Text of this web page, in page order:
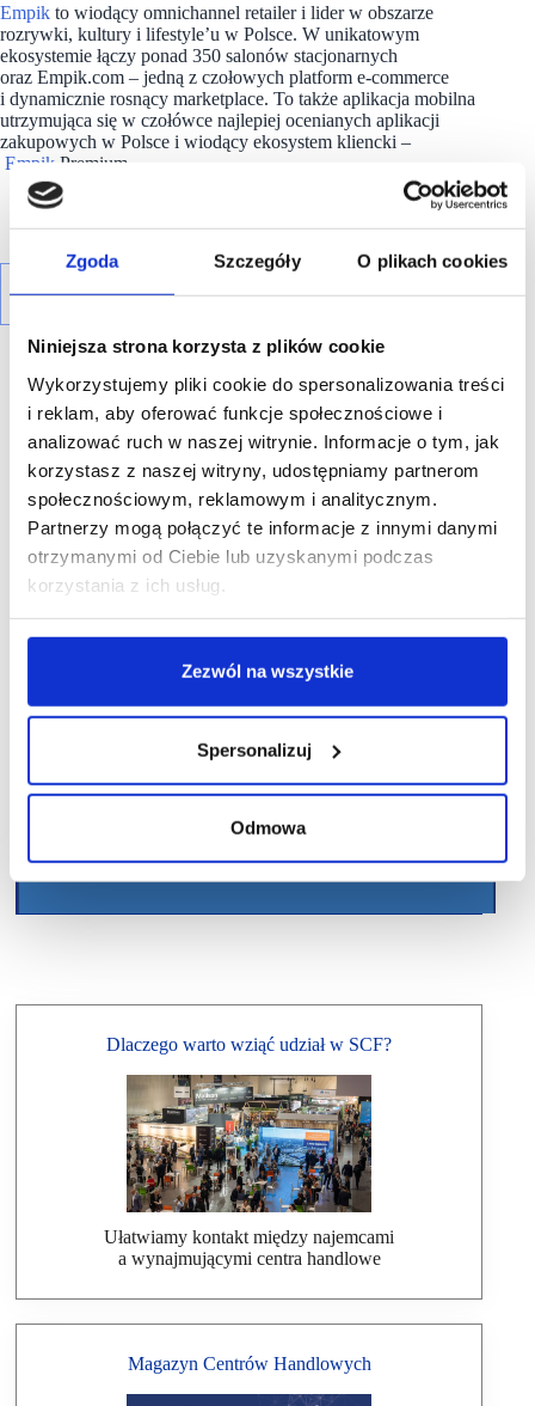
Zgoda Szczegóły O plikach cookies
Niniejsza strona korzysta z plików cookie
Wykorzystujemy pliki cookie do spersonalizowania treści
i reklam, aby oferować funkcje społecznościowe i
analizować ruch w naszej witrynie. Informacje o tym, jak
korzystasz z naszej witryny, udostępniamy partnerom
społecznościowym, reklamowym i analitycznym.
Partnerzy mogą połączyć te informacje z innymi danymi
otrzymanymi od Ciebie lub uzyskanymi podczas
korzystania z ich usług.
Zezwól na wszystkie
Spersonalizuj
Odmowa
Empik to wiodący omnichannel retailer i lider w obszarze
rozrywki, kultury i lifestyle’u w Polsce. W unikatowym
ekosystemie łączy ponad 350 salonów stacjonarnych
oraz Empik.com – jedną z czołowych platform e-commerce
i dynamicznie rosnący marketplace. To także aplikacja mobilna
utrzymująca się w czołówce najlepiej ocenianych aplikacji
zakupowych w Polsce i wiodący ekosystem kliencki –
Empik Premium.
R E K L A M A
Dlaczego warto wziąć udział w SCF?
Ułatwiamy kontakt między najemcami
a wynajmującymi centra handlowe
Magazyn Centrów Handlowych